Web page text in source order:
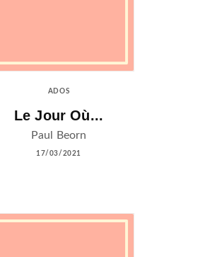
ADOS
Le Jour Où...
Paul Beorn
17/03/2021